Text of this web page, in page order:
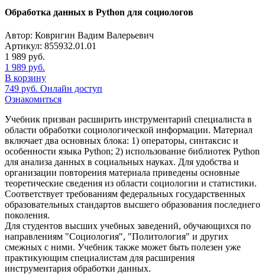
Обработка данных в Python для социологов
Автор: Ковригин Вадим Валерьевич
Артикул: 855932.01.01
1 989 руб.
1 989 руб.
В корзину
749 руб. Онлайн доступ
Ознакомиться
Учебник призван расширить инструментарий специалиста в
области обработки социологической информации. Материал
включает два основных блока: 1) операторы, синтаксис и
особенности языка Python; 2) использование библиотек Python
для анализа данных в социальных науках. Для удобства и
организации повторения материала приведены основные
теоретические сведения из области социологии и статистики.
Соответствует требованиям федеральных государственных
образовательных стандартов высшего образования последнего
поколения.
Для студентов высших учебных заведений, обучающихся по
направлениям "Социология", "Политология" и других
смежных с ними. Учебник также может быть полезен уже
практикующим специалистам для расширения
инструментария обработки данных.